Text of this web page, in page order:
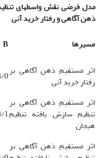
مدل فرضی نقش واسطه­ای
ذهن آگاهی و رفتار خرید آنی
مسیرها
B
اثر مستقیم ذهن آگاهی بر
رفتار خرید آنی
اثر مستقیم ذهن آگاهی بر
تنظیم سازش یافته تنظیم
هیجان
1
اثر مستقیم ذهن آگاهی بر